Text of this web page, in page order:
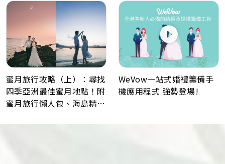
蜜月旅行攻略（上）：尋找
四季亞洲最佳蜜月地點！附
蜜月旅行懶人包、海島精選
WeVow一站式婚禮籌備手
機應用程式 強勢登場!